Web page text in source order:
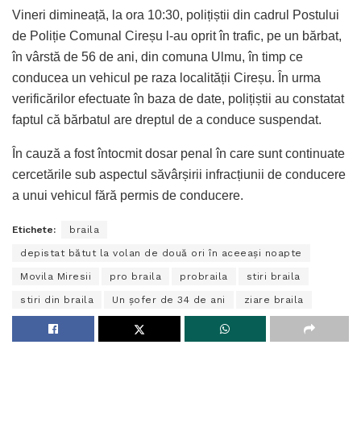
Vineri dimineață, la ora 10:30, polițiștii din cadrul Postului
de Poliție Comunal Cireșu l-au oprit în trafic, pe un bărbat,
în vârstă de 56 de ani, din comuna Ulmu, în timp ce
conducea un vehicul pe raza localității Cireșu. În urma
verificărilor efectuate în baza de date, polițiștii au constatat
faptul că bărbatul are dreptul de a conduce suspendat.
În cauză a fost întocmit dosar penal în care sunt continuate
cercetările sub aspectul săvârșirii infracțiunii de conducere
a unui vehicul fără permis de conducere.
Etichete: braila
depistat bătut la volan de două ori în aceeași noapte
Movila Miresii pro braila probraila stiri braila
stiri din braila Un șofer de 34 de ani ziare braila